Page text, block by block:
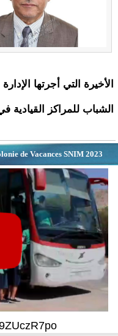
الأخيرة التي أجرتها
الشباب للمراكز القيادية
de Vacances SNIM 2023